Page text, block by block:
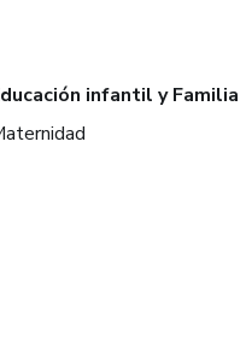
infantil y Familia